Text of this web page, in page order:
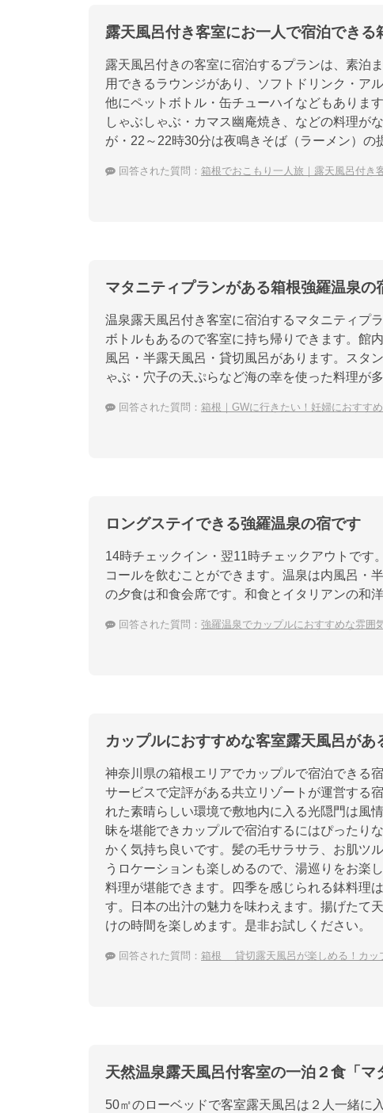
露天風呂付き客室にお一人で宿泊できる
露天風呂付きの客室に宿泊するプランは、素泊
用できるラウンジがあり、ソフトドリンク・ア
他にペットボトル・缶チューハイなどもありま
しゃぶしゃぶ・カマス幽庵焼き、などの料理が
が・22～22時30分は夜鳴きそば（ラーメン）の
回答された質問： 箱根でおこもり一人旅｜露天風呂付き
マタニティプランがある箱根強羅温泉の
温泉露天風呂付き客室に宿泊するマタニティプ
ボトルもあるので客室に持ち帰りできます。館
風呂・半露天風呂・貸切風呂があります。スタ
ゃぶ・穴子の天ぷらなど海の幸を使った料理が多
回答された質問： 箱根｜GWに行きたい！妊婦におすす
ロングステイできる強羅温泉の宿です
14時チェックイン・翌11時チェックアウトで
コールを飲むことができます。温泉は内風呂・
の夕食は和食会席です。和食とイタリアンの和
回答された質問： 強羅温泉でカップルにおすすめな雰囲
カップルにおすすめな客室露天風呂があ
神奈川県の箱根エリアでカップルで宿泊できる
サービスで定評がある共立リゾートが運営する
れた素晴らしい環境で敷地内に入る光隠門は風
昧を堪能できカップルで宿泊するにはぴったり
かく気持ち良いです。髪の毛サラサラ、お肌ツ
うロケーションも楽しめるので、湯巡りをお楽
料理が堪能できます。四季を感じられる鉢料理
す。日本の出汁の魅力を味わえます。揚げたて
けの時間を楽しめます。是非お試しください。
回答された質問： 箱根 貸切露天風呂が楽しめる！カッ
天然温泉露天風呂付客室の一泊２食「マ
50㎡のローベッドで客室露天風呂は２人一緒に